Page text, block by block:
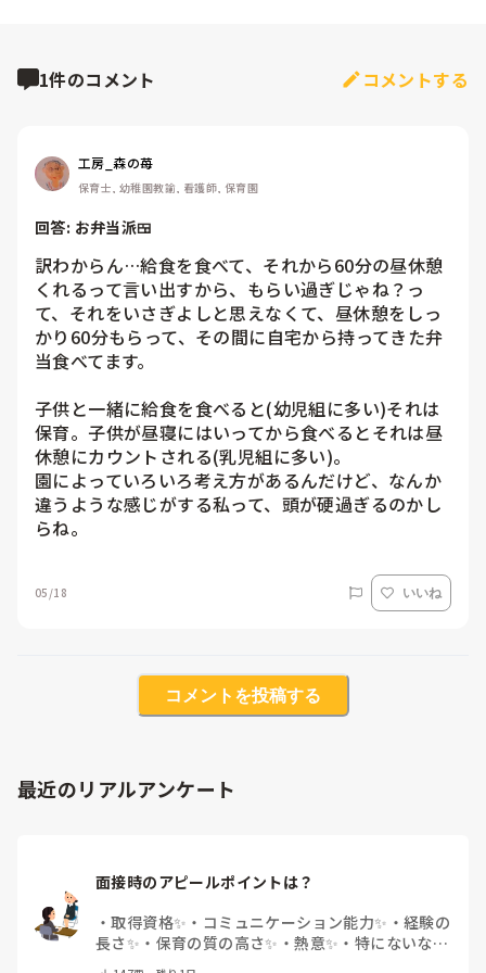
1件のコメント コメントする
工房_森の苺
保育士, 幼稚園教諭, 看護師, 保育園
回答: お弁当派🍱
訳わからん…給食を食べて、それから60分の昼休憩
くれるって言い出すから、もらい過ぎじゃね？っ
て、それをいさぎよしと思えなくて、昼休憩をしっ
かり60分もらって、その間に自宅から持ってきた弁
当食べてます。
子供と一緒に給食を食べると(幼児組に多い)それは
保育。子供が昼寝にはいってから食べるとそれは昼
休憩にカウントされる(乳児組に多い)。
園によっていろいろ考え方があるんだけど、なんか
違うような感じがする私って、頭が硬過ぎるのかし
らね。
05/18 いいね
コメントを投稿する
最近のリアルアンケート
面接時のアピールポイントは？
・取得資格✨ ・ コミュニケーション能力✨ ・ 経験の
長さ✨ ・ 保育の質の高さ✨ ・熱意✨ ・ 特にないな・
その他(コメントで教えて下さい)